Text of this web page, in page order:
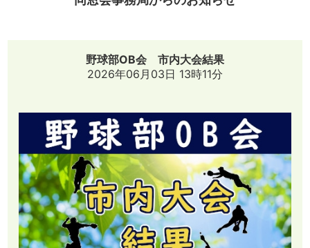
野球部OB会 市内大会結果
2026年06月03日 13時11分